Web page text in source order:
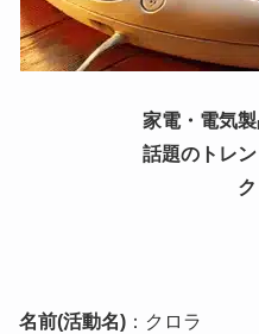
家電・電気
話題のトレ
名前(活動名) ：クロラ